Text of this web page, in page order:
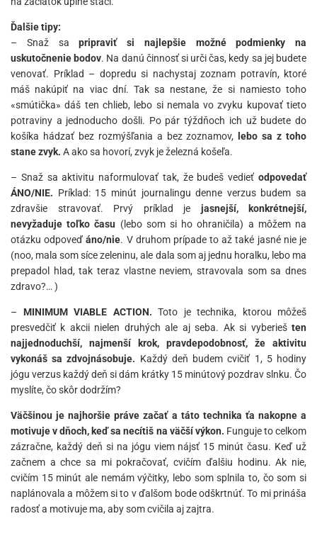
Ďalšie tipy:
– Snaž sapripraviť si najlepšie možné podmienky na
uskutočnenie bodov. Na danú činnosť si urči čas, kedy sa jej budete
venovať. Príklad – dopredu si nachystaj zoznam potravín, ktoré
máš nakúpiť na viac dní. Tak sa nestane, že si namiesto toho
«smútička» dáš ten chlieb, lebo si nemala vo zvyku kupovať tieto
potraviny a jednoducho došli. Po pár týždňoch ich už budete do
košíka hádzať bez rozmýšľania a bez zoznamov,
lebo sa z toho
stane zvyk. A ako sa hovorí, zvyk je železná košeľa.
– Snaž sa aktivitu naformulovať tak, že budeš vedieť odpovedať
ÁNO/NIE. Príklad: 15 minút journalingu denne verzus budem sa
zdravšie stravovať. Prvý príklad je jasnejší, konkrétnejší,
nevyžaduje toľko času (lebo som si ho ohraničila) a môžem na
otázku odpoveďáno/nie. V druhom prípade to až také jasné nie je
(noo, mala som síce zeleninu, ale dala som aj jednu horalku, lebo ma
prepadol hlad, tak teraz vlastne neviem, stravovala som sa dnes
zdravo?… )
– MINIMUM VIABLE ACTION. Toto je technika, ktorou môžeš
presvedčiť k akcii nielen druhých ale aj seba. Ak si vyberieš ten
najjednoduchší, najmenší krok, pravdepodobnosť, že aktivitu
vykonáš sa zdvojnásobuje. Každý deň budem cvičiť 1, 5 hodiny
jógu verzus každý deň si dám krátky 15 minútový pozdrav slnku. Čo
myslíte, čo skôr dodržím?
Väčšinou je najhoršie práve začať a táto technika ťa nakopne a
motivuje v dňoch, keď sa necítiš na väčší výkon. Funguje to celkom
zázračne, každý deň si na jógu viem nájsť 15 minút času. Keď už
začnem a chce sa mi pokračovať, cvičím ďalšiu hodinu. Ak nie,
cvičím 15 minút ale nemám výčitky, lebo som splnila to, čo som si
naplánovala a môžem si to v ďalšom bode odškrtnúť. To mi prináša
radosť a motivuje ma, aby som cvičila aj zajtra.